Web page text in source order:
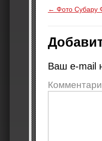
← Фото Субару
Ваш e-mail